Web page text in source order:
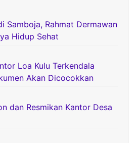
Samboja, Rahmat Dermawan
Hidup Sehat
Loa Kulu Terkendala
Akan Dicocokkan
dan Resmikan Kantor Desa